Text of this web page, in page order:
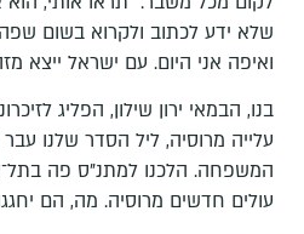
שלא ידע לכתוב ולקרוא בשום
ואיפה אני היום. עם ישראל ייצא
בנו, הבמאי ירון שילון, הפליג
עלייה מרוסיה, ליל הסדר שלנו
המשפחה. הלכנו למתנ"ס פה
עולים חדשים מרוסיה. מה, הם